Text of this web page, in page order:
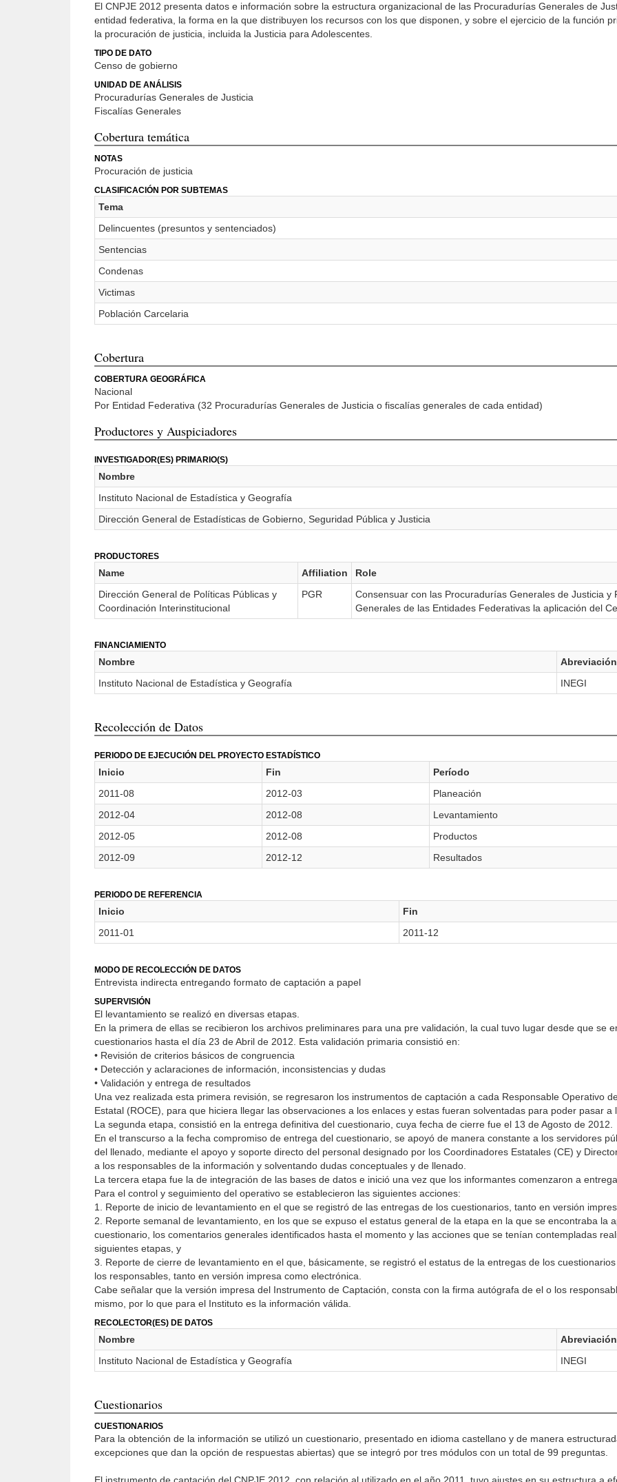
El CNPJE 2012 presenta datos e información sobre la estructura organizacional de las Procuradurías Generales de
entidad federativa, la forma en la que distribuyen los recursos con los que disponen, y sobre el ejercicio de la función
la procuración de justicia, incluida la Justicia para Adolescentes.
TIPO DE DATO
Censo de gobierno
UNIDAD DE ANÁLISIS
Procuradurías Generales de Justicia
Fiscalías Generales
Cobertura temática
NOTAS
Procuración de justicia
CLASIFICACIÓN POR SUBTEMAS
Tema
Delincuentes (presuntos y sentenciados)
Sentencias
Condenas
Victimas
Población Carcelaria
Cobertura
COBERTURA GEOGRÁFICA
Nacional
Por Entidad Federativa (32 Procuradurías Generales de Justicia o fiscalías generales de cada entidad)
Productores y Auspiciadores
INVESTIGADOR(ES) PRIMARIO(S)
Nombre
Instituto Nacional de Estadística y Geografía
Dirección General de Estadísticas de Gobierno, Seguridad Pública y Justicia
PRODUCTORES
Name Affiliation
Role
Dirección General de Políticas Públicas y
Coordinación Interinstitucional
PGR
Consensuar con las Procuradurías Generales de Justicia y
Generales de las Entidades Federativas la aplicación del
FINANCIAMIENTO
Nombre
Abreviación
Instituto Nacional de Estadística y Geografía
INEGI
Recolección de Datos
PERIODO DE EJECUCIÓN DEL PROYECTO ESTADÍSTICO
Inicio Fin
Período
2011-08
2012-03
Planeación
2012-04
2012-08
Levantamiento
2012-05
2012-08
Productos
2012-09
2012-12 Resultados
PERIODO DE REFERENCIA
Inicio
Fin
2011-01
2011-12
MODO DE RECOLECCIÓN DE DATOS
Entrevista indirecta entregando formato de captación a papel
SUPERVISIÓN
El levantamiento se realizó en diversas etapas.
En la primera de ellas se recibieron los archivos preliminares para una pre validación, la cual tuvo lugar desde que se
cuestionarios hasta el día 23 de Abril de 2012. Esta validación primaria consistió en:
• Revisión de criterios básicos de congruencia
• Detección y aclaraciones de información, inconsistencias y dudas
• Validación y entrega de resultados
Una vez realizada esta primera revisión, se regresaron los instrumentos de captación a cada Responsable Operativo
Estatal (ROCE), para que hiciera llegar las observaciones a los enlaces y estas fueran solventadas para poder pasar a
La segunda etapa, consistió en la entrega definitiva del cuestionario, cuya fecha de cierre fue el 13 de Agosto de 2012.
En el transcurso a la fecha compromiso de entrega del cuestionario, se apoyó de manera constante a los servidores
del llenado, mediante el apoyo y soporte directo del personal designado por los Coordinadores Estatales (CE) y
a los responsables de la información y solventando dudas conceptuales y de llenado.
La tercera etapa fue la de integración de las bases de datos e inició una vez que los informantes comenzaron a
Para el control y seguimiento del operativo se establecieron las siguientes acciones:
1. Reporte de inicio de levantamiento en el que se registró de las entregas de los cuestionarios, tanto en versión
2. Reporte semanal de levantamiento, en los que se expuso el estatus general de la etapa en la que se encontraba la
cuestionario, los comentarios generales identificados hasta el momento y las acciones que se tenían contempladas
siguientes etapas, y
3. Reporte de cierre de levantamiento en el que, básicamente, se registró el estatus de la entregas de los
los responsables, tanto en versión impresa como electrónica.
Cabe señalar que la versión impresa del Instrumento de Captación, consta con la firma autógrafa de el o los
mismo, por lo que para el Instituto es la información válida.
RECOLECTOR(ES) DE DATOS
Nombre
Abreviación
Instituto Nacional de Estadística y Geografía
INEGI
Cuestionarios
CUESTIONARIOS
Para la obtención de la información se utilizó un cuestionario, presentado en idioma castellano y de manera
excepciones que dan la opción de respuestas abiertas) que se integró por tres módulos con un total de 99 preguntas.